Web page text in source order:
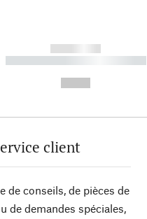
------------
----------- ----------- ----------
client
de conseils, de pièces de
de demandes spéciales,